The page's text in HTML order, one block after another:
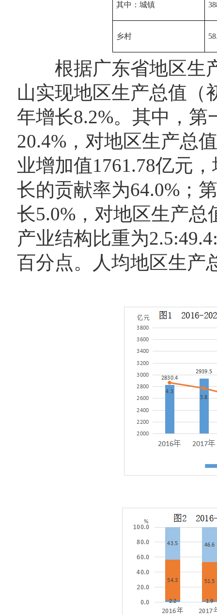
其中：城镇
乡村
根据广东省地区生产
山实现地区生产总值（
年增长8.2%。其中，第
20.4%，对地区生产总
业增加值1761.78亿元
长的贡献率为64.0%；
长5.0%，对地区生产总
产业结构比重为
百分点。人均地区生产